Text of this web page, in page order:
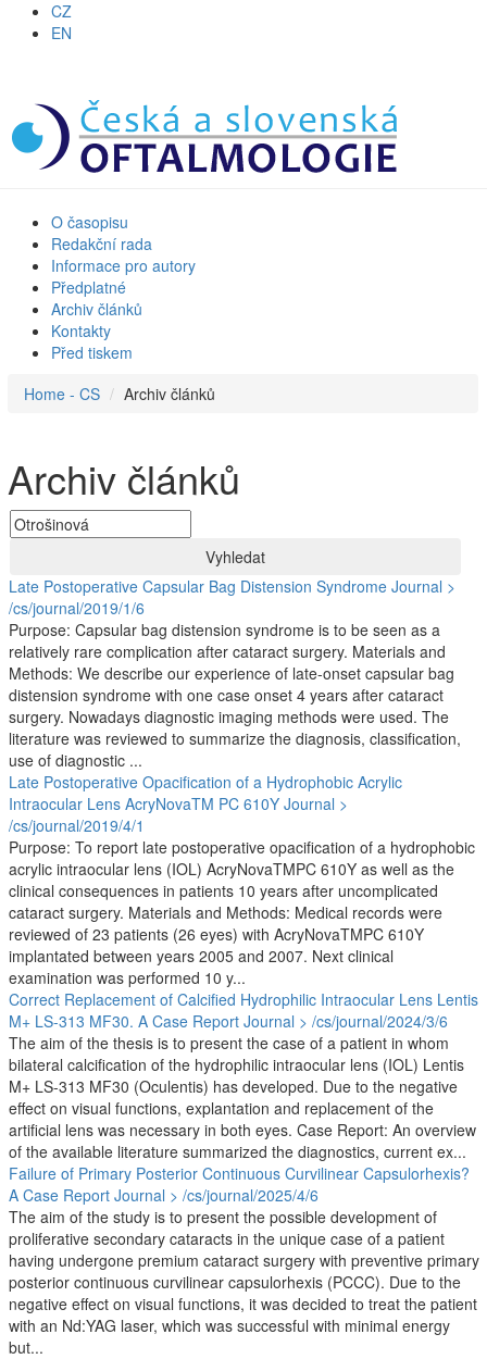
CZ
EN
O časopisu
Redakční rada
Informace pro autory
Předplatné
Archiv článků
Kontakty
Před tiskem
Home - CS
Archiv článků
Archiv článků
Vyhledat
Late Postoperative Capsular Bag Distension Syndrome Journal >
/cs/journal/2019/1/6
Purpose: Capsular bag distension syndrome is to be seen as a
relatively rare complication after cataract surgery. Materials and
Methods: We describe our experience of late-onset capsular bag
distension syndrome with one case onset 4 years after cataract
surgery. Nowadays diagnostic imaging methods were used. The
literature was reviewed to summarize the diagnosis, classification,
use of diagnostic ...
Late Postoperative Opacification of a Hydrophobic Acrylic
Intraocular Lens AcryNovaTM PC 610Y Journal >
/cs/journal/2019/4/1
Purpose: To report late postoperative opacification of a hydrophobic
acrylic intraocular lens (IOL) AcryNovaTMPC 610Y as well as the
clinical consequences in patients 10 years after uncomplicated
cataract surgery. Materials and Methods: Medical records were
reviewed of 23 patients (26 eyes) with AcryNovaTMPC 610Y
implantated between years 2005 and 2007. Next clinical
examination was performed 10 y...
Correct Replacement of Calcified Hydrophilic Intraocular Lens Lentis
M+ LS-313 MF30. A Case Report Journal > /cs/journal/2024/3/6
The aim of the thesis is to present the case of a patient in whom
bilateral calcification of the hydrophilic intraocular lens (IOL) Lentis
M+ LS-313 MF30 (Oculentis) has developed. Due to the negative
effect on visual functions, explantation and replacement of the
artificial lens was necessary in both eyes. Case Report: An overview
of the available literature summarized the diagnostics, current ex...
Failure of Primary Posterior Continuous Curvilinear Capsulorhexis?
A Case Report Journal > /cs/journal/2025/4/6
The aim of the study is to present the possible development of
proliferative secondary cataracts in the unique case of a patient
having undergone premium cataract surgery with preventive primary
posterior continuous curvilinear capsulorhexis (PCCC). Due to the
negative effect on visual functions, it was decided to treat the patient
with an Nd:YAG laser, which was successful with minimal energy
but...